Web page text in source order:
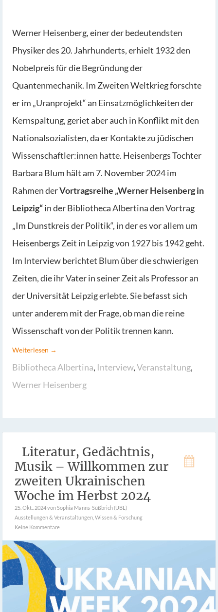
Werner Heisenberg, einer der bedeutendsten
Physiker des 20. Jahrhunderts, erhielt 1932 den
Nobelpreis für die Begründung der
Quantenmechanik. Im Zweiten Weltkrieg forschte
er im „Uranprojekt“ an Einsatzmöglichkeiten der
Kernspaltung, geriet aber auch in Konflikt mit den
Nationalsozialisten, da er Kontakte zu jüdischen
Wissenschaftler:innen hatte. Heisenbergs Tochter
Barbara Blum hält am 7. November 2024 im
Rahmen derVortragsreihe „Werner Heisenberg in
Leipzig“in der Bibliotheca Albertina den Vortrag
„Im Dunstkreis der Politik“, in der es vor allem um
Heisenbergs Zeit in Leipzig von 1927 bis 1942 geht.
Im Interview berichtet Blum über die schwierigen
Zeiten, die ihr Vater in seiner Zeit als Professor an
der Universität Leipzig erlebte. Sie befasst sich
unter anderem mit der Frage, ob man die reine
Wissenschaft von der Politik trennen kann.
Weiterlesen →
Bibliotheca Albertina, Interview,Veranstaltung,
Werner Heisenberg
Literatur, Gedächtnis,
Musik – Willkommen zur
zweiten Ukrainischen
Woche im Herbst 2024
25. Okt.. 2024von Sophia Manns-Süßbrich (UBL)
Ausstellungen & Veranstaltungen Wissen & Forschung
Keine Kommentare